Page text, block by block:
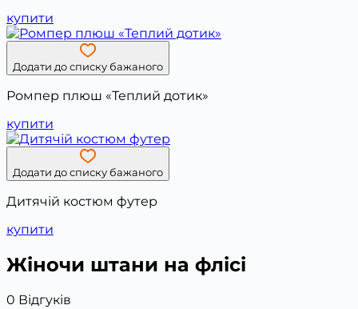
купити
Додати до списку бажаного
Ромпер плюш «Теплий дотик»
купити
Додати до списку бажаного
Дитячій костюм футер
купити
Жіночи штани на флісі
0 Відгуків